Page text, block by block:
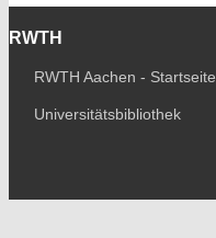
RWTH
RWTH Aachen - Startseite
Universitätsbibliothek